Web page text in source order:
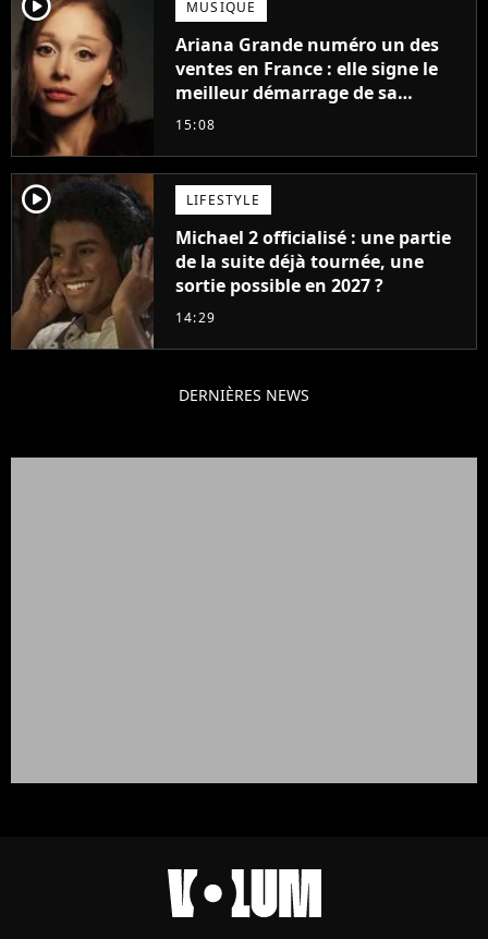
MUSIQUE
Ariana Grande numéro un des
ventes en France : elle signe le
meilleur démarrage de sa
carrière avec son album Petal
15:08
player2 LIFESTYLE
Michael 2 officialisé : une partie
de la suite déjà tournée, une
sortie possible en 2027 ?
14:29
DERNIÈRES NEWS